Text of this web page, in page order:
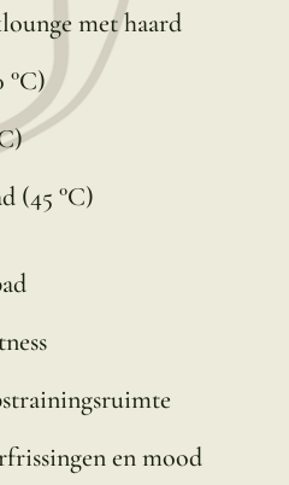
met haard
°C)
(45 °C)
en mood